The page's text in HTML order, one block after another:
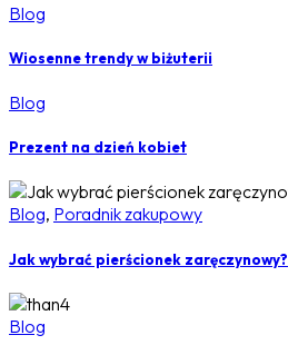
Blog
Wiosenne trendy w biżuterii
Blog
Prezent na dzień kobiet
Blog, Poradnik zakupowy
Jak wybrać pierścionek zaręczynowy?
Blog